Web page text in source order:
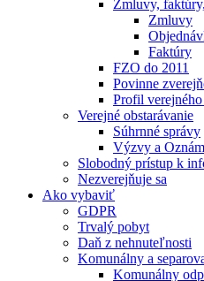
Zmluvy,
Zmluvy
Faktúry
FZO do 2011
Povinne
Profil
Verejné obstarávanie
Súhrnné správy
Výzvy a
Slobodný prístup k
Nezverejňuje sa
Ako vybaviť
GDPR
Trvalý pobyt
Daň z nehnuteľnosti
Komunálny a
Komunálny